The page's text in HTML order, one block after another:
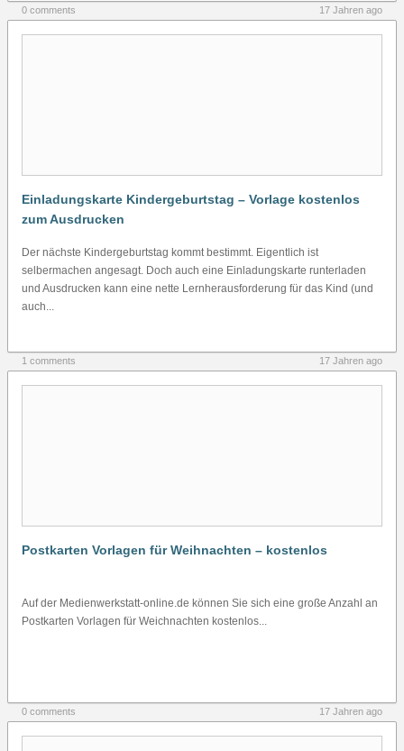
0 comments 17 Jahren ago
Einladungskarte Kindergeburtstag – Vorlage kostenlos
zum Ausdrucken
Der nächste Kindergeburtstag kommt bestimmt. Eigentlich ist
selbermachen angesagt. Doch auch eine Einladungskarte runterladen
und Ausdrucken kann eine nette Lernherausforderung für das Kind (und
auch...
1 comments 17 Jahren ago
Postkarten Vorlagen für Weihnachten – kostenlos
Auf der Medienwerkstatt-online.de können Sie sich eine große Anzahl an
Postkarten Vorlagen für Weichnachten kostenlos...
0 comments 17 Jahren ago